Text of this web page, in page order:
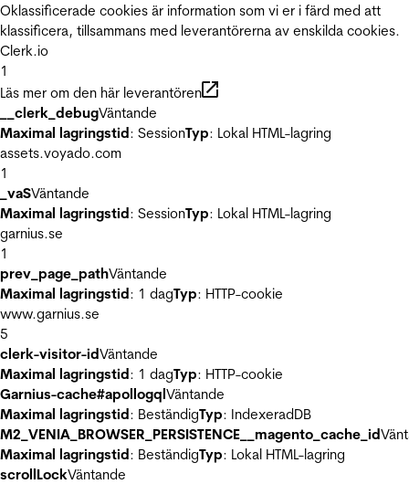
Oklassificerade cookies är information som vi er i färd med att
klassificera, tillsammans med leverantörerna av enskilda cookies.
Clerk.io
1
Läs mer om den här leverantören
__clerk_debugVäntande
Maximal lagringstid: SessionTyp: Lokal HTML-lagring
assets.voyado.com
1
_vaSVäntande
Maximal lagringstid: SessionTyp: Lokal HTML-lagring
garnius.se
1
prev_page_pathVäntande
Maximal lagringstid: 1 dagTyp: HTTP-cookie
www.garnius.se
5
clerk-visitor-idVäntande
Maximal lagringstid: 1 dagTyp: HTTP-cookie
Garnius-cache#apollogqlVäntande
Maximal lagringstid: BeständigTyp: IndexeradDB
M2_VENIA_BROWSER_PERSISTENCE__magento_cache_id
Maximal lagringstid: BeständigTyp: Lokal HTML-lagring
scrollLockVäntande